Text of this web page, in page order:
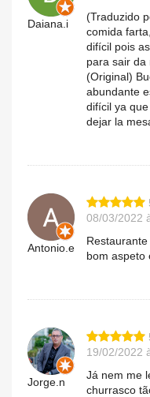
Daiana.i
(Traduzido
comida
difícil pois
para sair da
(Original)
abundante
difícil ya
dejar la
Antonio.e
08/03/2022
bom aspeto
Jorge.n
19/02/2022
Já nem me
churrasco